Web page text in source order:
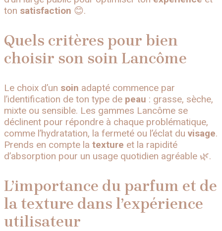
ton satisfaction 😊.
Quels critères pour bien
choisir son soin Lancôme
Le choix d’un soin adapté commence par
l’identification de ton type de peau : grasse, sèche,
mixte ou sensible. Les gammes Lancôme se
déclinent pour répondre à chaque problématique,
comme l’hydratation, la fermeté ou l’éclat du visage.
Prends en compte la texture et la rapidité
d’absorption pour un usage quotidien agréable 🌿.
L’importance du parfum et de
la texture dans l’expérience
utilisateur